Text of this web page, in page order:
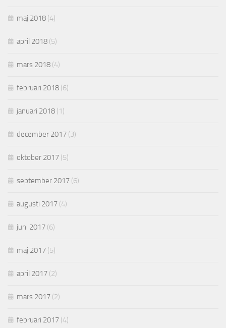
maj 2018 (4)
april 2018 (5)
mars 2018 (4)
februari 2018 (6)
januari 2018 (1)
december 2017 (3)
oktober 2017 (5)
september 2017 (6)
augusti 2017 (4)
juni 2017 (6)
maj 2017 (5)
april 2017 (2)
mars 2017 (2)
februari 2017 (4)